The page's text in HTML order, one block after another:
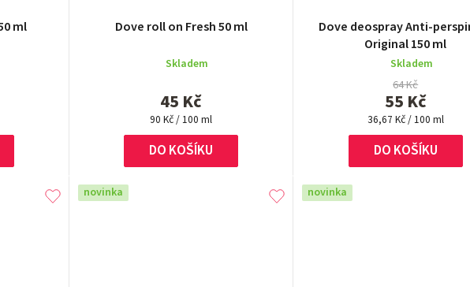
ml Dove roll on Fresh 50 ml
hodnocení
je
z
5
hvězdiček.
Skladem
45 Kč
Měrná
cena:
90 Kč / 100 ml
DO KOŠÍKU
Dove deospray Anti-
Original 150 ml
Skladem
64 Kč
55 Kč
Měrná
cena:
36,67 Kč / 100 ml
DO KOŠÍKU
novinka novinka